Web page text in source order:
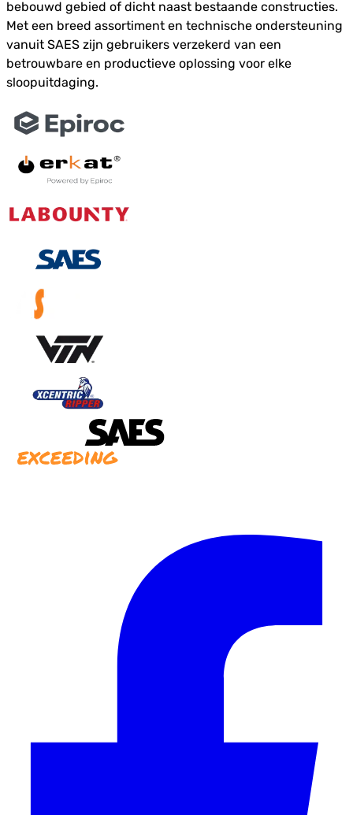
bebouwd gebied of dicht naast bestaande constructies.
Met een breed assortiment en technische ondersteuning
vanuit SAES zijn gebruikers verzekerd van een
betrouwbare en productieve oplossing voor elke
sloopuitdaging.